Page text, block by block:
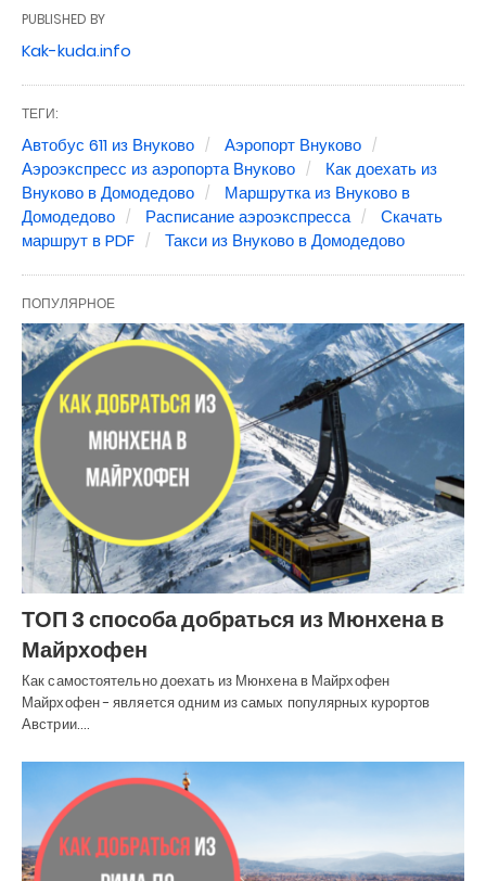
PUBLISHED BY
Kak-kuda.info
ТЕГИ:
Автобус 611 из Внуково
Аэропорт Внуково
Аэроэкспресс из аэропорта Внуково
Как доехать из
Внуково в Домодедово
Маршрутка из Внуково в
Домодедово
Расписание аэроэкспресса
Скачать
маршрут в PDF
Такси из Внуково в Домодедово
ПОПУЛЯРНОЕ
ТОП 3 способа добраться из Мюнхена в
Майрхофен
Как самостоятельно доехать из Мюнхена в Майрхофен
Майрхофен - является одним из самых популярных курортов
Австрии.…